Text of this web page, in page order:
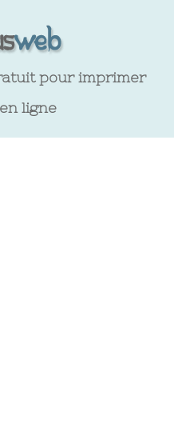
pour imprimer
ligne